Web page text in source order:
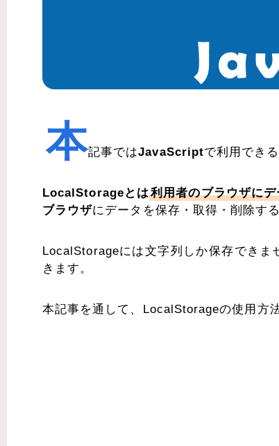
本記事ではJavaScriptで利用でき
LocalStorageとは利用者のブラウザに
ブラウザにデータを保存・取得・削除す
LocalStorageには文字列しか保存できま
きます。
本記事を通して、LocalStorageの使用方